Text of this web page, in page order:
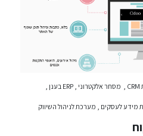
o , מערכת ERP , מערכת CRM , מסחר אלקטרוני , ERP בענן ,
לעסקים , מערכת לניהול השיווק